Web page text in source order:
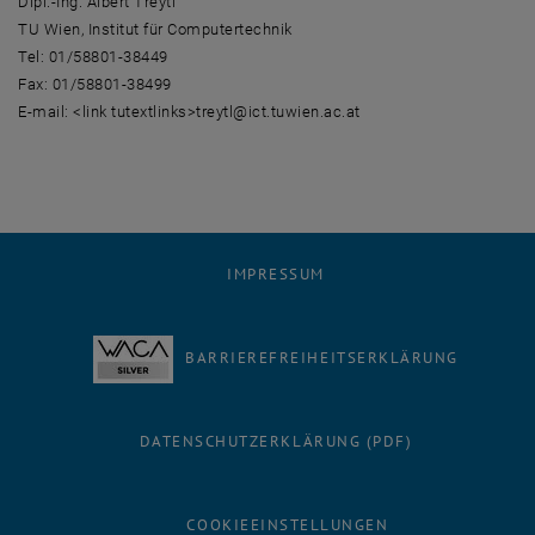
TU Wien, Institut für Computertechnik
Tel: 01/58801-38449
Fax: 01/58801-38499
E-mail: <link tutextlinks>treytl@ict.tuwien.ac.at
IMPRESSUM
BARRIEREFREIHEITSERKLÄRUNG
DATENSCHUTZERKLÄRUNG (PDF)
COOKIEEINSTELLUNGEN